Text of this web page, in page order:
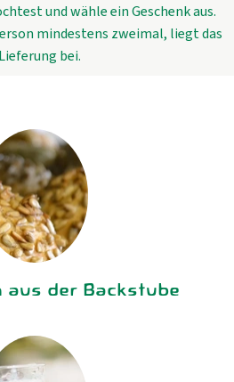
und wähle ein Geschenk aus.
mindestens zweimal, liegt das
bei.
aus der Backstube